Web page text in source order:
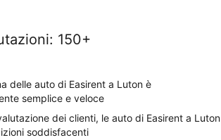
: 150+
delle auto di Easirent a Luton è
semplice e veloce
dei clienti, le auto di Easirent a Luton
soddisfacenti